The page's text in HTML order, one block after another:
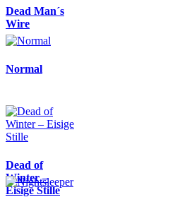
Dead Man´s
Wire
Normal
Dead of
Winter –
Eisige Stille